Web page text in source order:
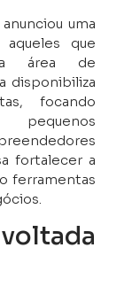
uma
que
área de
disponibiliza
focando
fortalecer a
ferramentas